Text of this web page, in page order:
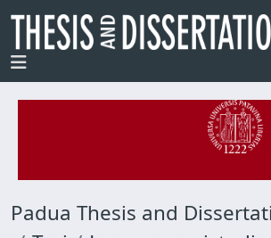
Padua Thesis and